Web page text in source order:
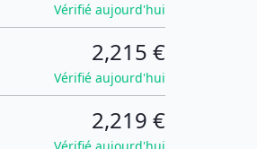
Vérifié aujourd'hui
2,215 €
Vérifié aujourd'hui
2,219 €